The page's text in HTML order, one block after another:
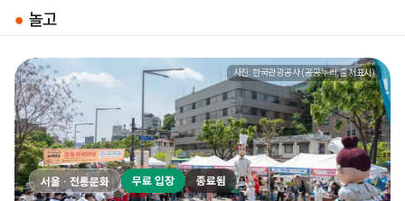
● 놀고
사진: 한국관광공사 (공공누리, 출처표시)
서울 · 전통문화 무료 입장 종료됨